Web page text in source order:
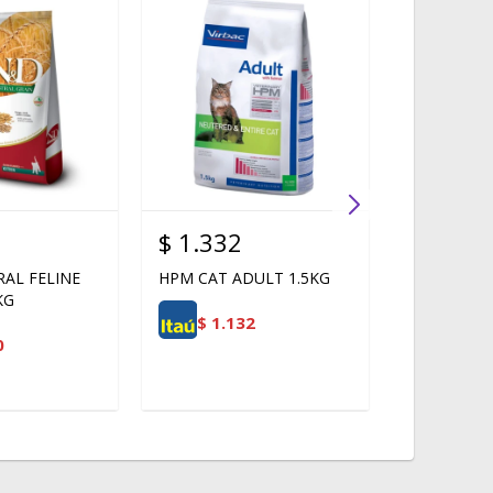
FELINE
$ 1.332
HPM CAT ADULT 1.5KG
$ 1.132